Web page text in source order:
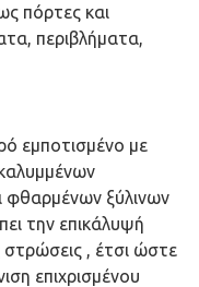
πόρτες και
περιβλήματα,
εμποτισμένο με
φθαρμένων ξύλινων
την επικάλυψή
, έτσι ώστε
επιχρισμένου